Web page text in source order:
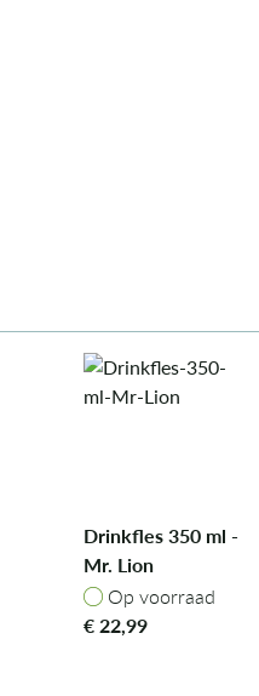
Drinkfles 350 ml -
Mr. Lion
Op voorraad
Op voorraad
€22,99